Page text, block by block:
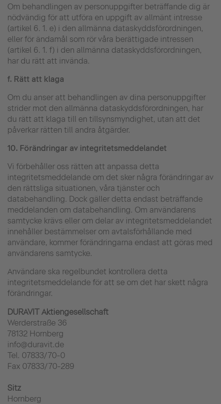
Om behandlingen av personuppgifter beträffande dig är
nödvändig för att utföra en uppgift av allmänt intresse
(artikel 6. 1. e) i den allmänna dataskyddsförordningen,
eller för ändamål som rör våra berättigade intressen
(artikel 6. 1. f) i den allmänna dataskyddsförordningen,
har du rätt att invända.
f. Rätt att klaga
Om du anser att behandlingen av dina personuppgifter
strider mot den allmänna dataskyddsförordningen, har
du rätt att klaga till en tillsynsmyndighet, utan att det
påverkar rätten till andra åtgärder.
10. Förändringar av integritetsmeddelandet
Vi förbehåller oss rätten att anpassa detta
integritetsmeddelande om det sker några förändringar av
den rättsliga situationen, våra tjänster och
databehandling. Dock gäller detta endast beträffande
meddelanden om databehandling. Om användarens
samtycke krävs eller om delar av integritetsmeddelandet
innehåller bestämmelser om avtalsförhållande med
användare, kommer förändringarna endast att göras med
användarens samtycke.
Användare ska regelbundet kontrollera detta
integritetsmeddelande för att se om det har skett några
förändringar.
DURAVIT Aktiengesellschaft
Werderstraße 36
78132 Hornberg
info@duravit.de
Tel. 07833/70-0
Fax 07833/70-289
Sitz
Hornberg